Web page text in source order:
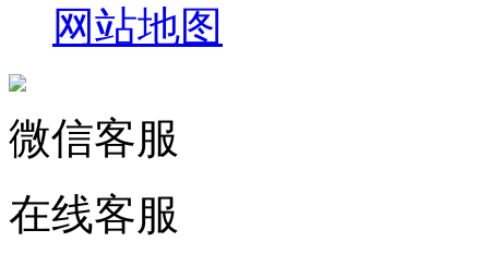
网站地图
微信客服
在线客服